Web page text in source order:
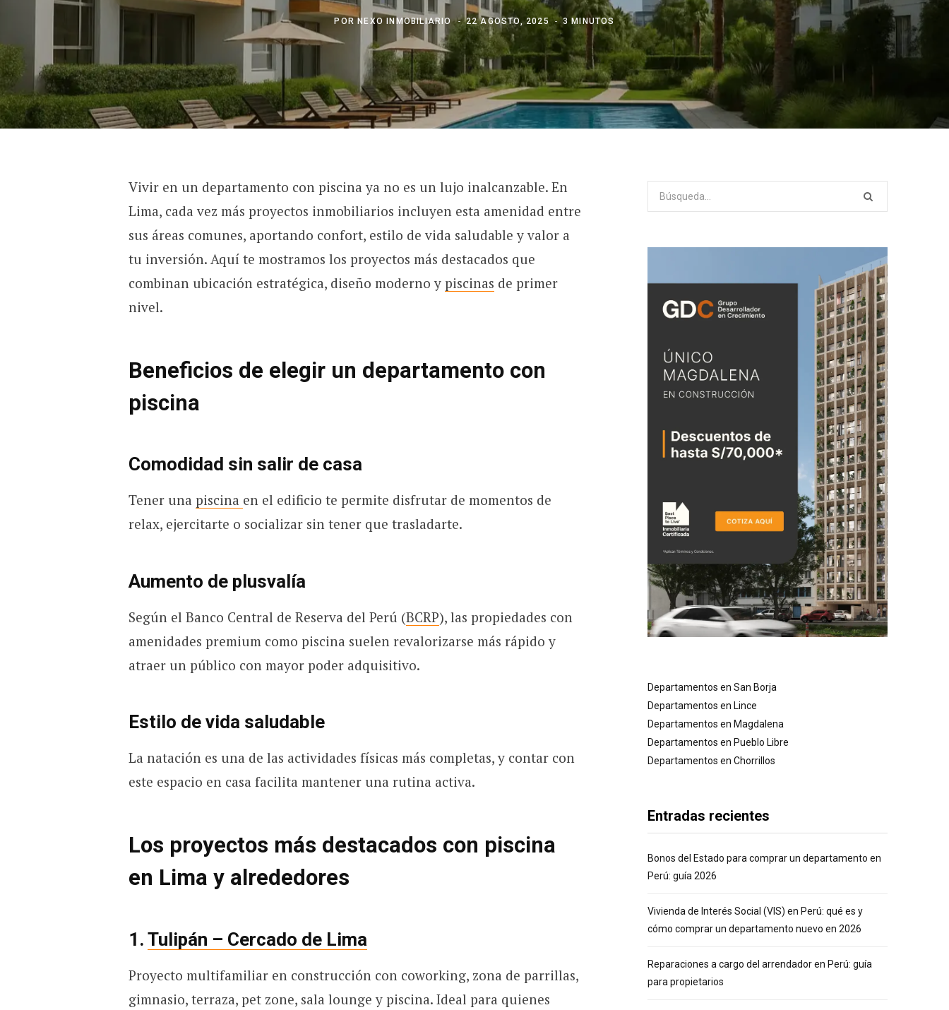
PORNEXO INMOBILIARIO 22 AGOSTO, 2025 3 MINUTOS
Vivir en un departamento con piscina ya no es un lujo inalcanzable. En
Lima, cada vez más proyectos inmobiliarios incluyen esta amenidad entre
sus áreas comunes, aportando confort, estilo de vida saludable y valor a
tu inversión. Aquí te mostramos los proyectos más destacados que
combinan ubicación estratégica, diseño moderno y piscinas de primer
nivel.
Beneficios de elegir un departamento con
piscina
Comodidad sin salir de casa
Tener una piscina en el edificio te permite disfrutar de momentos de
relax, ejercitarte o socializar sin tener que trasladarte.
Aumento de plusvalía
Según el Banco Central de Reserva del Perú (BCRP), las propiedades con
amenidades premium como piscina suelen revalorizarse más rápido y
atraer un público con mayor poder adquisitivo.
Estilo de vida saludable
La natación es una de las actividades físicas más completas, y contar con
este espacio en casa facilita mantener una rutina activa.
Los proyectos más destacados con piscina
en Lima y alrededores
1. Tulipán – Cercado de Lima
Proyecto multifamiliar en construcción con coworking, zona de parrillas,
gimnasio, terraza, pet zone, sala lounge y piscina. Ideal para quienes
Departamentos en San Borja
Departamentos en Lince
Departamentos en Magdalena
Departamentos en Pueblo Libre
Departamentos en Chorrillos
Entradas recientes
Bonos del Estado para comprar un departamento en
Perú: guía 2026
Vivienda de Interés Social (VIS) en Perú: qué es y
cómo comprar un departamento nuevo en 2026
Reparaciones a cargo del arrendador en Perú: guía
para propietarios